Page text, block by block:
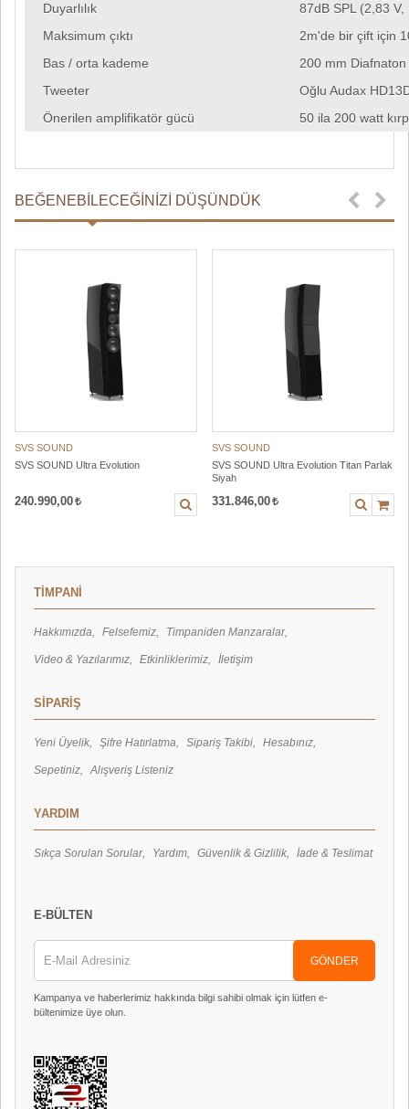
Duyarlılık
87dB SPL (2,83 V,
Maksimum çıktı
2m'de bir çift için
Bas / orta kademe
200 mm
Tweeter
Oğlu Audax
Önerilen amplifikatör gücü
50 ila 200 watt
BEĞENEBILECEĞINIZI DÜŞÜNDÜK
SVS SOUND
SVS SOUND Ultra Evolution
240.990,00
SVS SOUND
SVS SOUND Ultra Evolution Titan Parlak
Siyah
331.846,00
TİMPANİ
Hakkımızda Felsefemiz Timpaniden Manzaralar
Video & Yazılarımız Etkinliklerimiz İletişim
SİPARİŞ
Yeni Üyelik Şifre Hatırlatma Sipariş Takibi Hesabınız
Sepetiniz Alışveriş Listeniz
YARDIM
Sıkça Sorulan Sorular Yardım Güvenlik & Gizlilik İade & Teslimat
E-BÜLTEN
GÖNDER
Kampanya ve haberlerimiz hakkında bilgi sahibi olmak için lütfen e-
bültenimize üye olun.